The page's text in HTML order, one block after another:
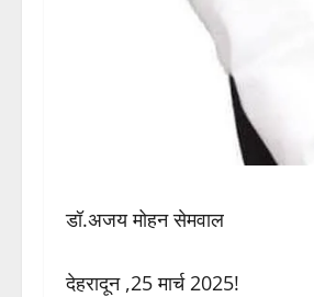
डॉ.अजय मोहन सेमवाल
देहरादून ,25 मार्च 2025!